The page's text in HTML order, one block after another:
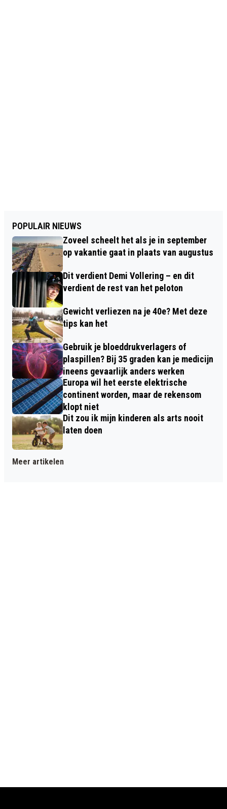
POPULAIR NIEUWS
Zoveel scheelt het als je in september
op vakantie gaat in plaats van augustus
Dit verdient Demi Vollering – en dit
verdient de rest van het peloton
Gewicht verliezen na je 40e? Met deze
tips kan het
Gebruik je bloeddrukverlagers of
plaspillen? Bij 35 graden kan je medicijn
ineens gevaarlijk anders werken
Europa wil het eerste elektrische
continent worden, maar de rekensom
klopt niet
Dit zou ik mijn kinderen als arts nooit
laten doen
Meer artikelen